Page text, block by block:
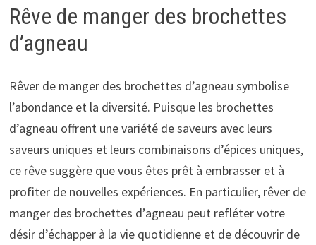
Rêve de manger des brochettes
d’agneau
Rêver de manger des brochettes d’agneau symbolise
l’abondance et la diversité. Puisque les brochettes
d’agneau offrent une variété de saveurs avec leurs
saveurs uniques et leurs combinaisons d’épices uniques,
ce rêve suggère que vous êtes prêt à embrasser et à
profiter de nouvelles expériences. En particulier, rêver de
manger des brochettes d’agneau peut refléter votre
désir d’échapper à la vie quotidienne et de découvrir de